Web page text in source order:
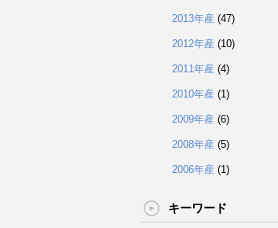
2013年産 (47)
2012年産 (10)
2011年産 (4)
2010年産 (1)
2009年産 (6)
2008年産 (5)
2006年産 (1)
キーワード